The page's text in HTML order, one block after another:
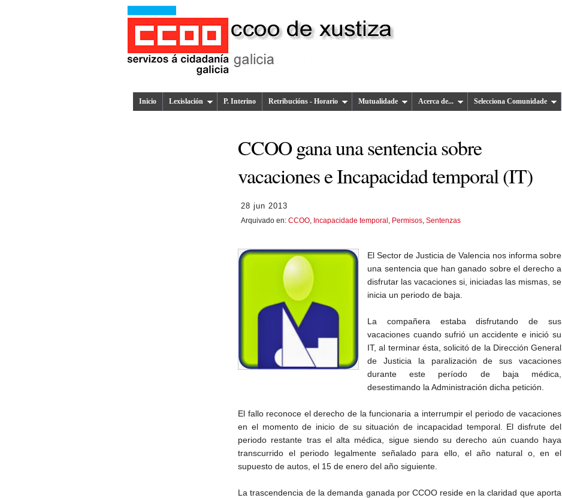
Inicio Lexislación P. Interino Retribucións - Horario Mutualidade Acerca de... Selecciona Comunidade
CCOO gana una sentencia sobre
vacaciones e Incapacidad temporal (IT)
28 jun 2013
Arquivado en: CCOO Incapacidade temporal Permisos Sentenzas
El Sector de Justicia de Valencia nos informa sobre
una sentencia que han ganado sobre el derecho a
disfrutar las vacaciones si, iniciadas las mismas, se
inicia un periodo de baja.
La compañera estaba disfrutando de sus
vacaciones cuando sufrió un accidente e inició su
IT, al terminar ésta, solicitó de la Dirección General
de Justicia la paralización de sus vacaciones
durante este período de baja médica,
desestimando la Administración dicha petición.
El fallo reconoce el derecho de la funcionaria a interrumpir el periodo de vacaciones
en el momento de inicio de su situación de incapacidad temporal. El disfrute del
periodo restante tras el alta médica, sigue siendo su derecho aún cuando haya
transcurrido el periodo legalmente señalado para ello, el año natural o, en el
supuesto de autos, el 15 de enero del año siguiente.
La trascendencia de la demanda ganada por CCOO reside en la claridad que aporta